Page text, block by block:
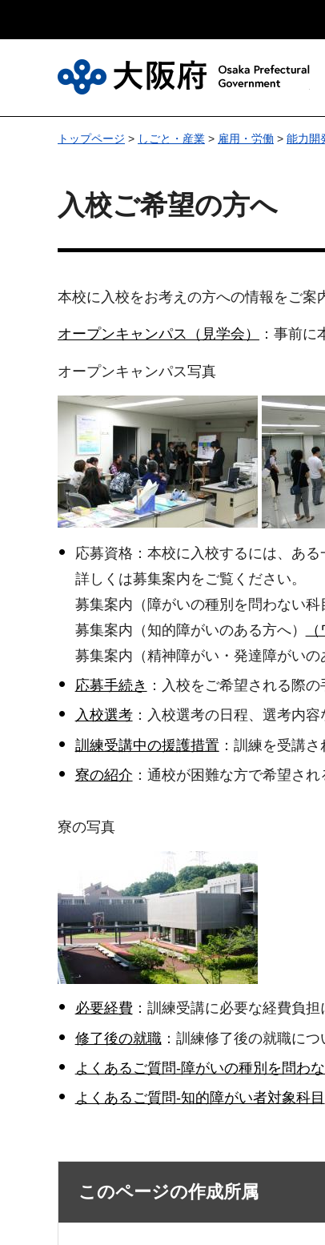
トップページ > しごと・産業 > 雇用・労働 > 能力開
入校ご希望の方へ
本校に入校をお考えの方への情報をご案
オープンキャンパス（見学会） ：事前
オープンキャンパス写真
応募資格：本校に入校するには、あ
詳しくは募集案内をご覧ください。
募集案内（障がいの種別を問わない科
募集案内（知的障がいのある方へ）
募集案内（精神障がい・発達障がいの
応募手続き ：入校をご希望される際
入校選考：入校選考の日程、選考内容
訓練受講中の援護措置 ：訓練を受講
寮の紹介 ：通校が困難な方で希望さ
寮の写真
必要経費 ：訓練受講に必要な経費負担
修了後の就職：訓練修了後の就職につ
よくあるご質問-障がいの種別を問わ
よくあるご質問-知的障がい者対象科目
このページの作成所属